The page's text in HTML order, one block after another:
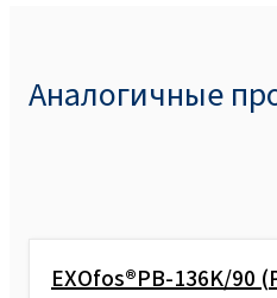
Аналогичные
EXOfos®PB-136K/90